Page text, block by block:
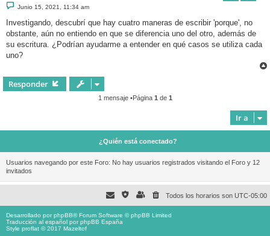
M
e
s
a
e
Junio 15, 2021, 11:34 am
Investigando, descubrí que hay cuatro maneras de escribir 'porque', no
obstante, aún no entiendo en que se diferencia uno del otro, además de
su escritura. ¿Podrían ayudarme a entender en qué casos se utiliza cada
uno?
Responder
1 mensaje •Página 1 de 1
Ir a
¿Quién está conectado?
Usuarios navegando por este Foro: No hay usuarios registrados visitando el Foro y 12
invitados
Todos los horarios son UTC-05:00
Desarrollado porphpBB® Forum Software © phpBB Limited
Traducción al español porphpBB España
Style proflat © 2017 Mazeltof